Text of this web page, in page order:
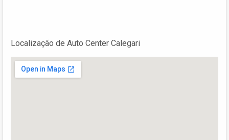
Localização de Auto Center Calegari